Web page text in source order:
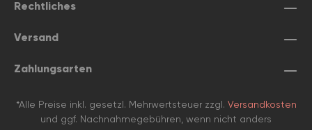
Rechtliches
Versand
Zahlungsarten
*Alle Preise inkl. gesetzl. Mehrwertsteuer zzgl. Versandkosten
und ggf. Nachnahmegebühren, wenn nicht anders